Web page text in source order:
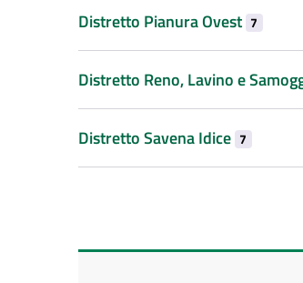
Distretto Pianura Ovest 7
Distretto Reno, Lavino e
Distretto Savena Idice 7